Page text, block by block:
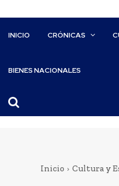
INICIO CRÓNICAS
BIENES NACIONALES
Inicio Cultura y